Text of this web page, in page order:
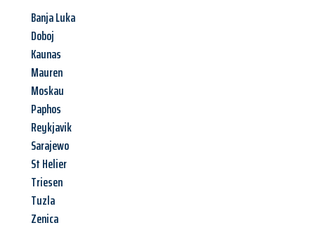
Banja Luka
Doboj
Kaunas
Mauren
Moskau
Paphos
Reykjavik
Sarajewo
St Helier
Triesen
Tuzla
Zenica